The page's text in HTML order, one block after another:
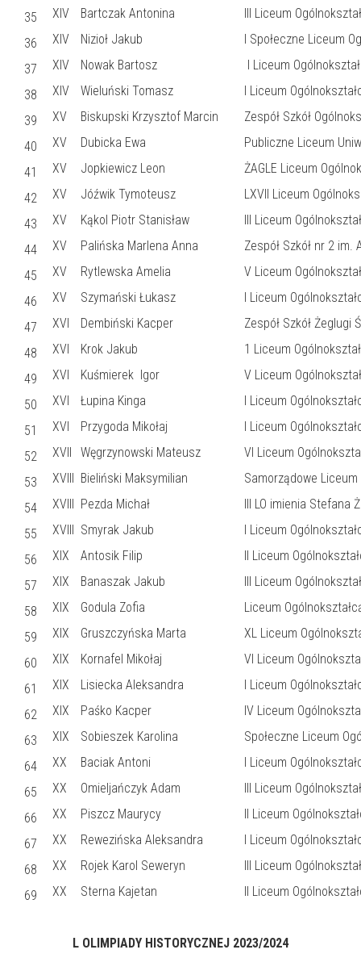
35
XIV Bartczak Antonina
III Liceum
36
XIV Nizioł Jakub
I Społeczne Liceum
37
XIV Nowak Bartosz
I Liceum
38
XIV Wieluński Tomasz
I Liceum
39
XV Biskupski Krzysztof Marcin
Zespół Szkół
40
XV Dubicka Ewa
Publiczne Liceum
41
XV Jopkiewicz Leon
ŻAGLE Liceum
42
XV Jóźwik Tymoteusz
LXVII Liceum
43
XV Kąkol Piotr Stanisław
III Liceum
44
XV Palińska Marlena Anna
Zespół Szkół nr 2
45
XV Rytlewska Amelia
V Liceum
46
XV Szymański Łukasz
I Liceum
47
XVI Dembiński Kacper
Zespół Szkół
48
XVI Krok Jakub
1 Liceum
49
XVI Kuśmierek Igor
V Liceum
50
XVI Łupina Kinga
I Liceum
51
XVI Przygoda Mikołaj
I Liceum
52
XVII Węgrzynowski Mateusz
VI Liceum
53
XVIII Bieliński Maksymilian
Samorządowe
54
XVIII Pezda Michał
III LO imienia Stefana
55
XVIII Smyrak Jakub
I Liceum
56
XIX Antosik Filip
II Liceum
57
XIX Banaszak Jakub
III Liceum
58
XIX Godula Zofia
Liceum
59
XIX Gruszczyńska Marta
XL Liceum
60
XIX Kornafel Mikołaj
VI Liceum
61
XIX Lisiecka Aleksandra
I Liceum
62
XIX Paśko Kacper
IV Liceum
63
XIX Sobieszek Karolina
Społeczne Liceum
64
XX Baciak Antoni
I Liceum
65
XX Omieljańczyk Adam
III Liceum
66
XX Piszcz Maurycy
II Liceum
67
XX Rewezińska Aleksandra
I Liceum
68
XX Rojek Karol Seweryn
III Liceum
69
XX Sterna Kajetan II Liceum
L OLIMPIADY HISTORYCZNEJ 2023/2024